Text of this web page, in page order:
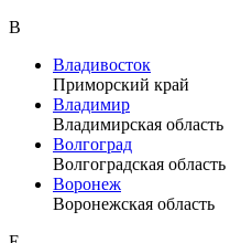
В
Владивосток
Приморский край
Владимир
Владимирская область
Волгоград
Волгоградская область
Воронеж
Воронежская область